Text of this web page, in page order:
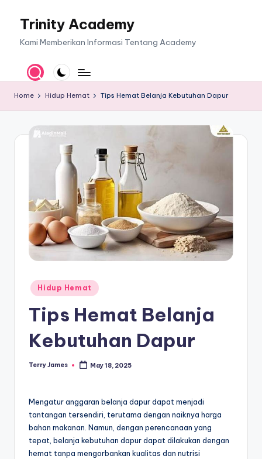
Trinity Academy
Kami Memberikan Informasi Tentang Academy
Home Hidup Hemat Tips Hemat Belanja Kebutuhan Dapur
Posted
in
Hidup Hemat
Tips Hemat Belanja
Kebutuhan Dapur
Posted
Terry James May 18, 2025
Mengatur anggaran belanja dapur dapat menjadi
tantangan tersendiri, terutama dengan naiknya harga
bahan makanan. Namun, dengan perencanaan yang
tepat, belanja kebutuhan dapur dapat dilakukan dengan
hemat tanpa mengorbankan kualitas dan nutrisi